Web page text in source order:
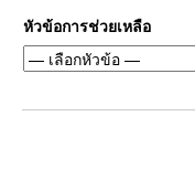
หัวข้อการช่วยเหลือ